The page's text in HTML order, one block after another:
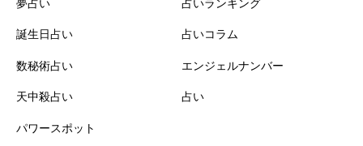
夢占い
誕生日占い
数秘術占い
天中殺占い
パワースポット
占いランキング
占いコラム
エンジェルナンバー
占い